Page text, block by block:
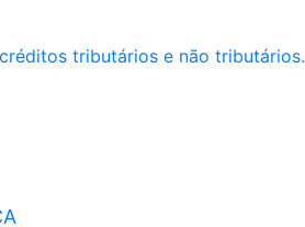
tributários e não tributários.